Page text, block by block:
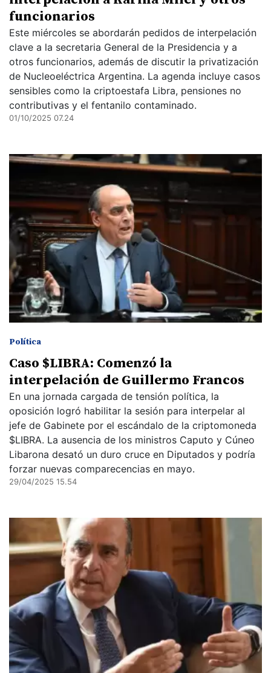
funcionarios
Este miércoles se abordarán pedidos de interpelación
clave a la secretaria General de la Presidencia y a
otros funcionarios, además de discutir la privatización
de Nucleoeléctrica Argentina. La agenda incluye casos
sensibles como la criptoestafa Libra, pensiones no
contributivas y el fentanilo contaminado.
01/10/2025 07.24
Política
Caso $LIBRA: Comenzó la
interpelación de Guillermo Francos
En una jornada cargada de tensión política, la
oposición logró habilitar la sesión para interpelar al
jefe de Gabinete por el escándalo de la criptomoneda
$LIBRA. La ausencia de los ministros Caputo y Cúneo
Libarona desató un duro cruce en Diputados y podría
forzar nuevas comparecencias en mayo.
29/04/2025 15.54